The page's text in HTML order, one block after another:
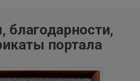
благодарности,
портала